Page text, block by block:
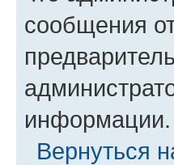
сообщения
информации.
Вернуться